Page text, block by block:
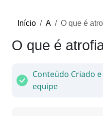
Início A O que é
O que é
Conteúdo Criado
equipe